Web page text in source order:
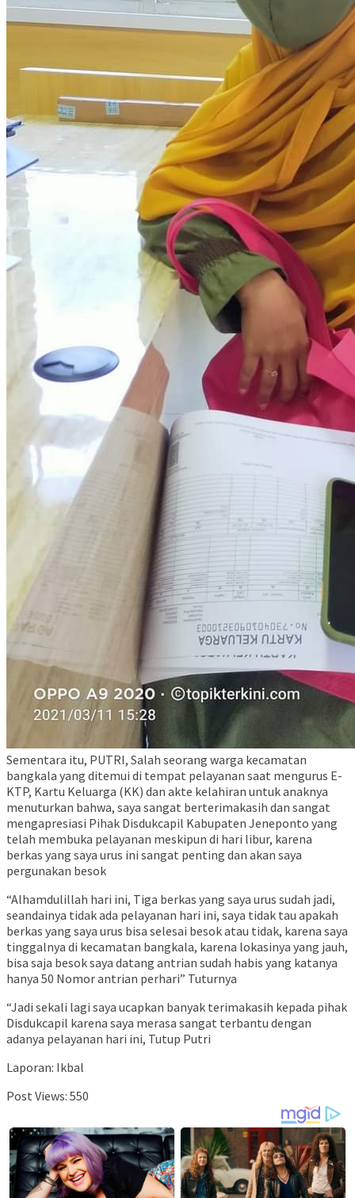
Sementara itu, PUTRI, Salah seorang warga kecamatan
bangkala yang ditemui di tempat pelayanan saat mengurus E-
KTP, Kartu Keluarga (KK) dan akte kelahiran untuk anaknya
menuturkan bahwa, saya sangat berterimakasih dan sangat
mengapresiasi Pihak Disdukcapil Kabupaten Jeneponto yang
telah membuka pelayanan meskipun di hari libur, karena
berkas yang saya urus ini sangat penting dan akan saya
pergunakan besok
“Alhamdulillah hari ini, Tiga berkas yang saya urus sudah jadi,
seandainya tidak ada pelayanan hari ini, saya tidak tau apakah
berkas yang saya urus bisa selesai besok atau tidak, karena saya
tinggalnya di kecamatan bangkala, karena lokasinya yang jauh,
bisa saja besok saya datang antrian sudah habis yang katanya
hanya 50 Nomor antrian perhari” Tuturnya
“Jadi sekali lagi saya ucapkan banyak terimakasih kepada pihak
Disdukcapil karena saya merasa sangat terbantu dengan
adanya pelayanan hari ini, Tutup Putri
Laporan: Ikbal
Post Views: 550